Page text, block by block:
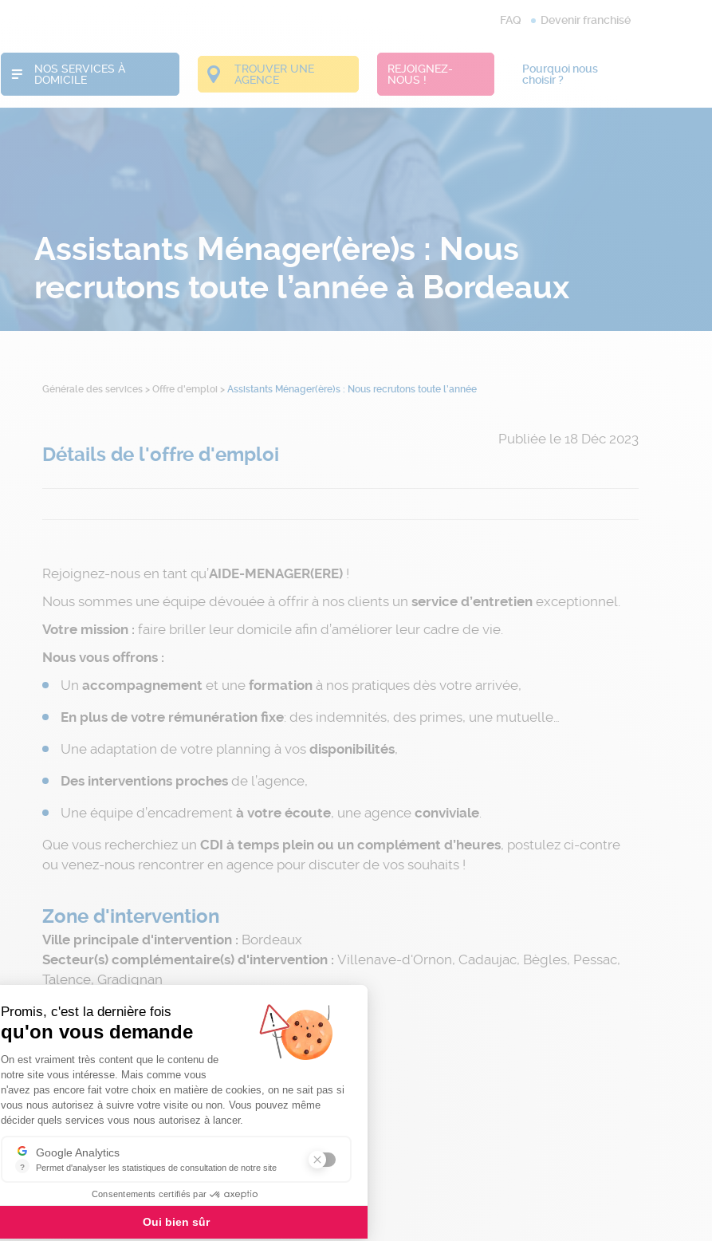
FAQ Devenir franchisé
NOS SERVICES À
DOMICILE
TROUVER UNE
AGENCE
REJOIGNEZ-
NOUS !
Pourquoi nous
choisir ?
Assistants Ménager(ère)s : Nous
recrutons toute l’année à Bordeaux
Générale des services> Offre d'emploi > Assistants Ménager(ère)s : Nous recrutons toute l’année
Détails de l'offre d'emploi
Publiée le 18 Déc 2023
Rejoignez-nous en tant qu’AIDE-MENAGER(ERE)!
Nous sommes une équipe dévouée à offrir à nos clients un service d’entretienexceptionnel.
Votre mission : faire briller leur domicile afin d’améliorer leur cadre de vie.
Nous vous offrons :
Un accompagnement et une formationà nos pratiques dès votre arrivée,
En plus de votre rémunération fixe: des indemnités, des primes, une mutuelle…
Une adaptation de votre planning à vos disponibilités,
Des interventions prochesde l’agence,
Une équipe d’encadrement à votre écoute, une agence conviviale.
Que vous recherchiez un CDI à temps plein ou un complément d’heures, postulez ci-contre
ou venez-nous rencontrer en agence pour discuter de vos souhaits !
Zone d'intervention
Ville principale d'intervention : Bordeaux
Secteur(s) complémentaire(s) d'intervention : Villenave-d'Ornon, Cadaujac, Bègles, Pessac,
Talence, Gradignan
Promis, c'est la dernière fois
qu'on vous demande
Plateforme de Gestion du Consentement : Personnalisez vos Options
On est vraiment très content que le contenu de
notre site vous intéresse. Mais comme vous
n'avez pas encore fait votre choix en matière de cookies, on ne sait pas si
vous nous autorisez à suivre votre visite ou non. Vous pouvez même
décider quels services vous nous autorisez à lancer.
?
Google Analytics
Permet d'analyser les statistiques de consultation de notre site
Consentements certifiés par
Oui bien sûr
Axeptio consent